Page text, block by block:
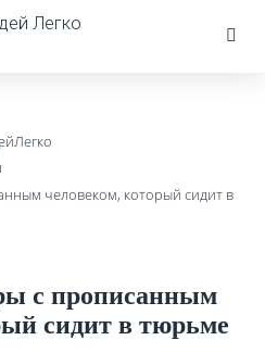
человеком, который сидит в
с прописанным
сидит в тюрьме